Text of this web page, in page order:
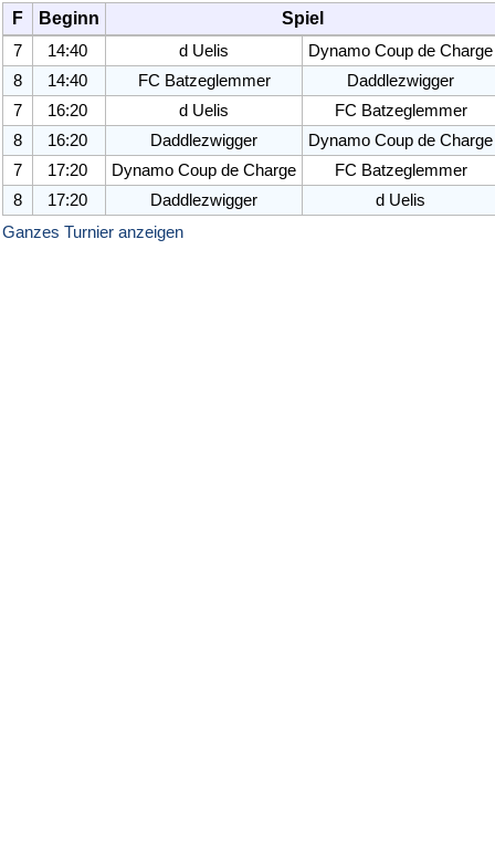
F Beginn Spiel
7 14:40 d Uelis
Dynamo Coup de Charge
8
14:40 FC Batzeglemmer
Daddlezwigger
7
16:20 d Uelis
FC Batzeglemmer
8
16:20 Daddlezwigger
Dynamo Coup de Charge
7
17:20 Dynamo Coup de Charge
FC Batzeglemmer
8
17:20 Daddlezwigger
d Uelis
Ganzes Turnier anzeigen